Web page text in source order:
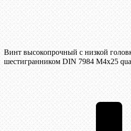
Винт высокопрочный с низкой
шестигранником DIN 7984 М4х25